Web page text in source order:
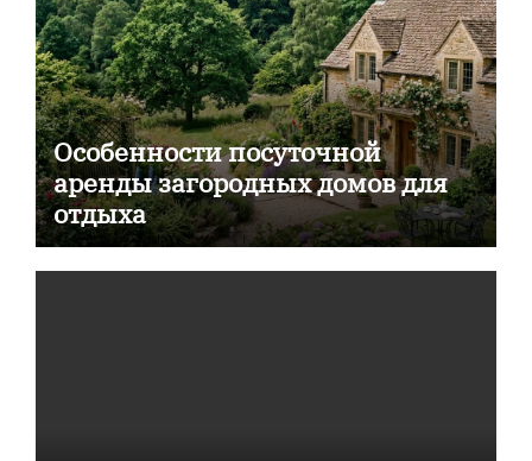
Особенности посуточной
аренды загородных домов для
отдыха